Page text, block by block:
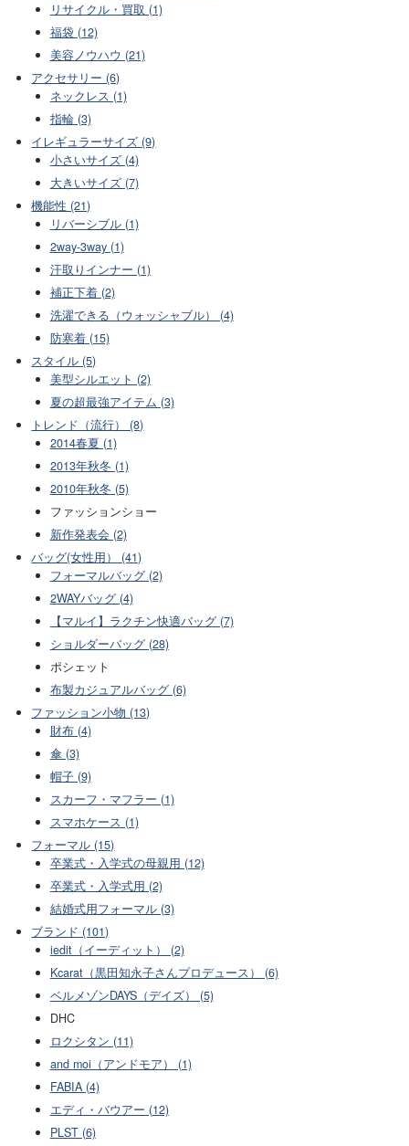
リサイクル・買取 (1)
福袋 (12)
美容ノウハウ (21)
アクセサリー (6)
ネックレス (1)
指輪 (3)
イレギュラーサイズ (9)
小さいサイズ (4)
大きいサイズ (7)
機能性 (21)
リバーシブル (1)
2way-3way (1)
汗取りインナー (1)
補正下着 (2)
洗濯できる（ウォッシャブル） (4)
防寒着 (15)
スタイル (5)
美型シルエット (2)
夏の超最強アイテム (3)
トレンド（流行） (8)
2014春夏 (1)
2013年秋冬 (1)
2010年秋冬 (5)
ファッションショー
新作発表会 (2)
バッグ(女性用） (41)
フォーマルバッグ (2)
2WAYバッグ (4)
【マルイ】ラクチン快適バッグ (7)
ショルダーバッグ (28)
ポシェット
布製カジュアルバッグ (6)
ファッション小物 (13)
財布 (4)
傘 (3)
帽子 (9)
スカーフ・マフラー (1)
スマホケース (1)
フォーマル (15)
卒業式・入学式の母親用 (12)
卒業式・入学式用 (2)
結婚式用フォーマル (3)
ブランド (101)
iedit（イーディット） (2)
Kcarat（黒田知永子さんプロデュース） (6)
ベルメゾンDAYS（デイズ） (5)
DHC
ロクシタン (11)
and moi（アンドモア） (1)
FABIA (4)
エディ・バウアー (12)
PLST (6)